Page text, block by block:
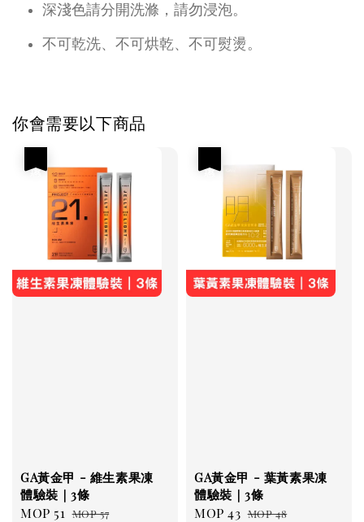
深淺色請分開洗滌，請勿浸泡。
不可乾洗、不可烘乾、不可熨燙。
你會需要以下商品
GA黃金甲 - 維生素果凍
體驗裝｜3條
Sale
MOP 51 Regular
MOP 57
GA黃金甲 - 葉黃素果凍
體驗裝｜3條
Sale
MOP 43 Regular
MOP 48